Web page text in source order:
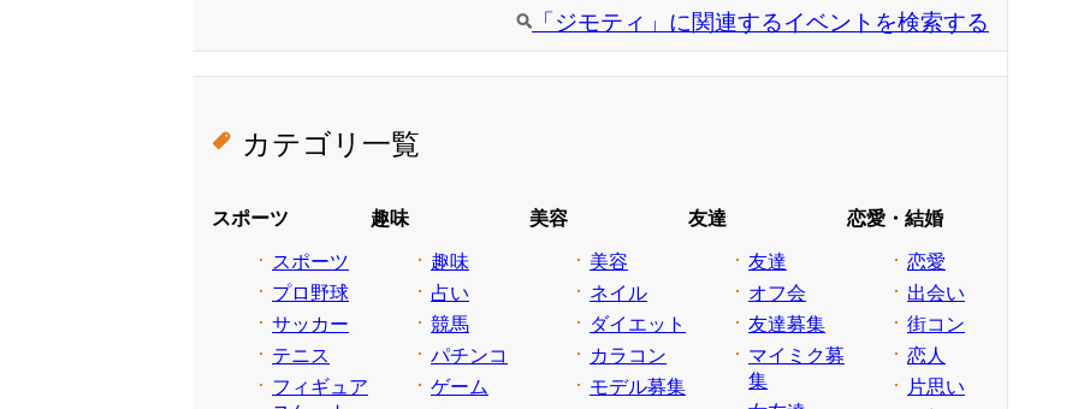
「ジモティ」に関連するイベントを検索する
カテゴリ一覧
スポーツ
スポーツ
プロ野球
サッカー
テニス
フィギュア
趣味
趣味
占い
競馬
パチンコ
ゲーム
美容
美容
ネイル
ダイエット
カラコン
モデル募集
友達
友達
オフ会
友達募集
マイミク募
集
恋愛・結婚
恋愛
出会い
街コン
恋人
片思い